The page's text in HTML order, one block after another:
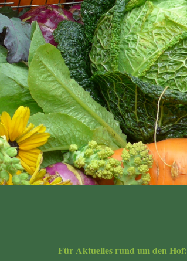
Für Aktuelles rund um den Hof: